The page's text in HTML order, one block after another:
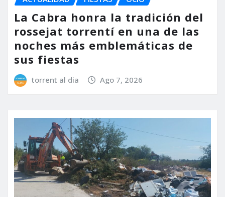
La Cabra honra la tradición del
rossejat torrentí en una de las
noches más emblemáticas de
sus fiestas
torrent al dia Ago 7, 2026